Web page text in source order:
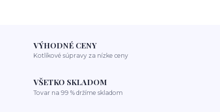
VÝHODNÉ CENY
Kotlíkové súpravy za nízke ceny
VŠETKO SKLADOM
Tovar na 99 % držíme skladom